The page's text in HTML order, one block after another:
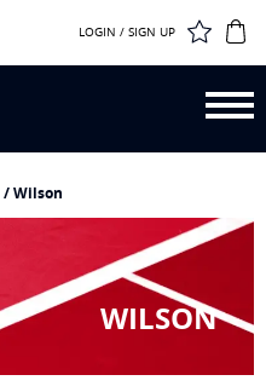
LOGIN / SIGN UP
/ Wilson
WILSON